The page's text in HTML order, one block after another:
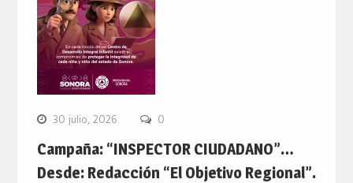
30 julio, 2026 0
Campaña: “INSPECTOR CIUDADANO”…
Desde: Redacción “El Objetivo Regional”.